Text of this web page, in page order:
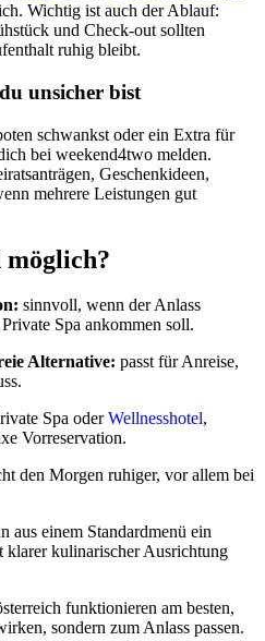
Wichtig ist auch der Ablauf:
und Check-out sollten
ruhig bleibt.
unsicher bist
schwankst oder ein Extra für
bei weekend4two melden.
Geschenkideen,
mehrere Leistungen gut
möglich?
sinnvoll, wenn der Anlass
Spa ankommen soll.
Alternative: passt für Anreise,
Spa oderWellnesshotel,
Vorreservation.
den Morgen ruhiger, vor allem bei
aus einem Standardmenü ein
klarer kulinarischer Ausrichtung
funktionieren am besten,
sondern zum Anlass passen.